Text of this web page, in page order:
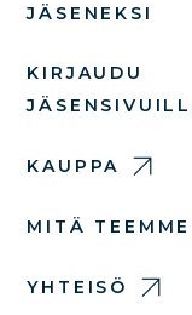
JÄSENEKSI
KIRJAUDU
KAUPPA
MITÄ TEEMME
YHTEISÖ